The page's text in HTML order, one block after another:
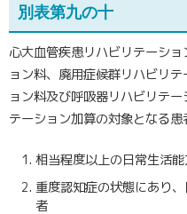
別表第九の十
心大血管疾患リハビリテーシ
ョン料、廃用症候群リハビリ
ョン料及び呼吸器リハビリテ
テーション加算の対象となる患
相当程度以上の日常生活
重度認知症の状態にあり
者